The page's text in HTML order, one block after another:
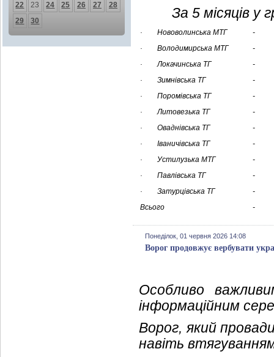
22
23 24 25 26 27
28
29
30
За 5 місяців у
· Нововолинська МТГ
-
· Володимирська МТГ
-
· Локачинська ТГ
-
· Зимнівська ТГ
-
· Поромівська ТГ
-
· Литовезька ТГ
-
· Оваднівська ТГ
-
· Іваничівська ТГ
-
· Устилузька МТГ
-
· Павлівська ТГ
-
· Затурцівська ТГ
-
Всього
-
Понеділок, 01 червня 2026 14:08
Ворог продовжує вербувати
Особливо
інформаційним
Ворог, який
навіть